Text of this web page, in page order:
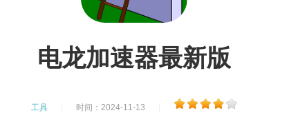
电龙加速器最新版
工具 时间：2024-11-13